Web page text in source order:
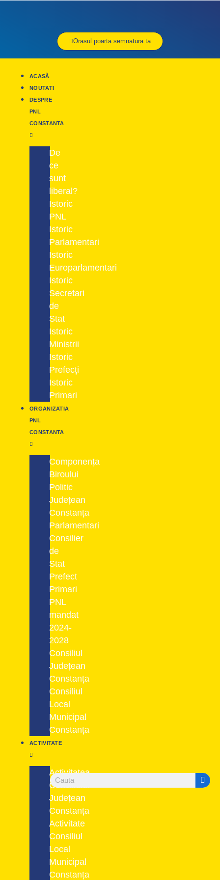
Orasul poarta semnatura ta
ACASĂ
NOUTATI
DESPRE
PNL
CONSTANTA
De
ce
sunt
liberal?
Istoric
PNL
Istoric
Parlamentari
Istoric
Europarlamentari
Istoric
Secretari
de
Stat
Istoric
Ministrii
Istoric
Prefecți
Istoric
Primari
ORGANIZATIA
PNL
CONSTANTA
Componența
Biroului
Politic
Județean
Constanța
Parlamentari
Consilier
de
Stat
Prefect
Primari
PNL
mandat
2024-
2028
Consiliul
Județean
Constanța
Consiliul
Local
Municipal
Constanța
ACTIVITATE
Activitatea
Consiliului
Județean
Constanța
Activitate
Consiliul
Local
Municipal
Constanța